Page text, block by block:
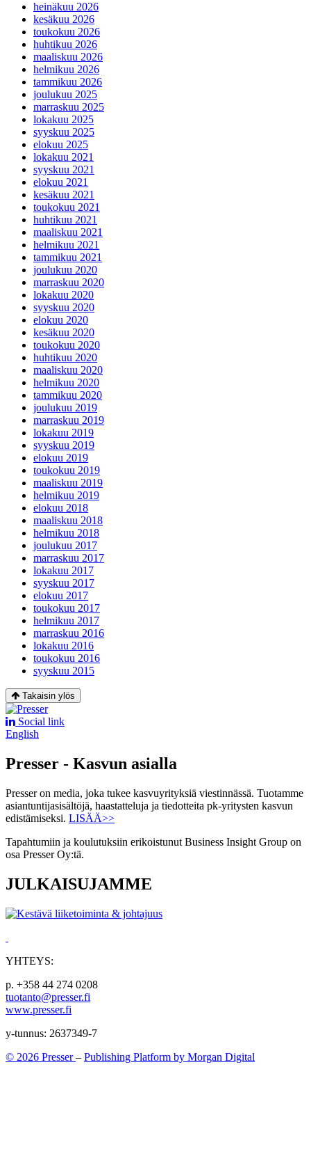
heinäkuu 2026
kesäkuu 2026
toukokuu 2026
huhtikuu 2026
maaliskuu 2026
helmikuu 2026
tammikuu 2026
joulukuu 2025
marraskuu 2025
lokakuu 2025
syyskuu 2025
elokuu 2025
lokakuu 2021
syyskuu 2021
elokuu 2021
kesäkuu 2021
toukokuu 2021
huhtikuu 2021
maaliskuu 2021
helmikuu 2021
tammikuu 2021
joulukuu 2020
marraskuu 2020
lokakuu 2020
syyskuu 2020
elokuu 2020
kesäkuu 2020
toukokuu 2020
huhtikuu 2020
maaliskuu 2020
helmikuu 2020
tammikuu 2020
joulukuu 2019
marraskuu 2019
lokakuu 2019
syyskuu 2019
elokuu 2019
toukokuu 2019
maaliskuu 2019
helmikuu 2019
elokuu 2018
maaliskuu 2018
helmikuu 2018
joulukuu 2017
marraskuu 2017
lokakuu 2017
syyskuu 2017
elokuu 2017
toukokuu 2017
helmikuu 2017
marraskuu 2016
lokakuu 2016
toukokuu 2016
syyskuu 2015
Takaisin ylös
Social link
English
Presser - Kasvun asialla
Presser on media, joka tukee kasvuyrityksiä viestinnässä. Tuotamme
asiantuntijasisältöjä, haastatteluja ja tiedotteita pk-yritysten kasvun
edistämiseksi. LISÄÄ>>
Tapahtumiin ja koulutuksiin erikoistunut Business Insight Group on
osa Presser Oy:tä.
JULKAISUJAMME
YHTEYS:
p. +358 44 274 0208
tuotanto@presser.fi
www.presser.fi
y-tunnus: 2637349-7
© 2026 Presser– Publishing Platform by Morgan Digital